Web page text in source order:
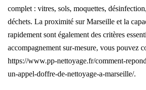
complet : vitres, sols, moquettes,
déchets. La proximité sur Marseille et la
rapidement sont également des critères
accompagnement sur-mesure, vous pouvez
https://www.pp-nettoyage.fr/comment-
un-appel-doffre-de-nettoyage-a-marseille/.